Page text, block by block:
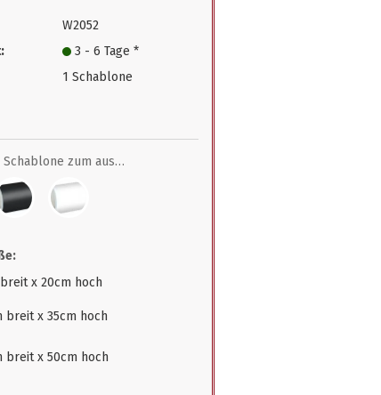
W2052
3 - 6 Tage *
1 Schablone
als Schablone zum ausmalen
x 20cm hoch
breit x 35cm hoch
breit x 50cm hoch